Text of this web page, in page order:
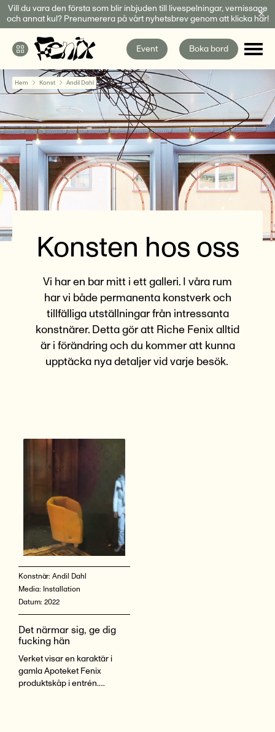
Fortsätt
till
innehållet
Vill du vara den första som blir inbjuden till livespelningar, vernissage
och annat kul? Prenumerera på vårt nyhetsbrev genom att klicka här!
Event Boka bord
Hem Konst Andil Dahl
Konsten hos oss
Vi har en bar mitt i ett galleri. I våra rum
har vi både permanenta konstverk och
tillfälliga utställningar från intressanta
konstnärer. Detta gör att Riche Fenix alltid
är i förändring och du kommer att kunna
upptäcka nya detaljer vid varje besök.
Konstnär: Andil Dahl
Media: Installation
Datum: 2022
Det närmar sig, ge dig
fucking hän
Verket visar en karaktär i
gamla Apoteket Fenix
produktskåp i entrén.